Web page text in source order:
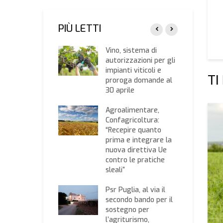
TI
PIÙ LETTI
Vino, sistema di
autorizzazioni per gli
impianti viticoli e
proroga domande al
30 aprile
Agroalimentare,
Confagricoltura:
“Recepire quanto
prima e integrare la
nuova direttiva Ue
contro le pratiche
sleali”
Psr Puglia, al via il
secondo bando per il
sostegno per
l’agriturismo,